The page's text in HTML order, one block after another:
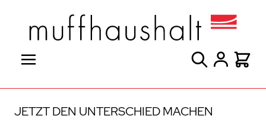
Suche
JETZT DEN UNTERSCHIED MACHEN